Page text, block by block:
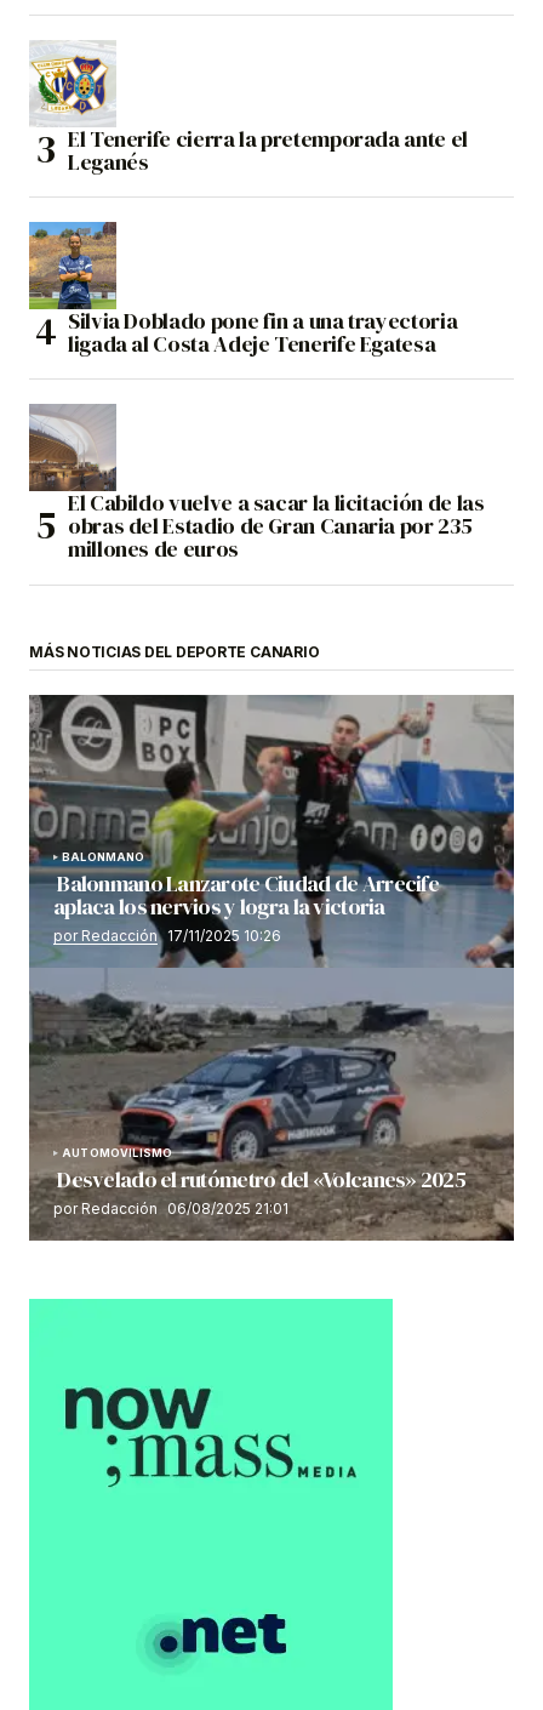
El Tenerife cierra la pretemporada ante el
Leganés
Silvia Doblado pone fin a una trayectoria
ligada al Costa Adeje Tenerife Egatesa
El Cabildo vuelve a sacar la licitación de las
obras del Estadio de Gran Canaria por 235
millones de euros
MÁS NOTICIAS DEL DEPORTE CANARIO
BALONMANO
Balonmano Lanzarote Ciudad de Arrecife
aplaca los nervios y logra la victoria
por Redacción 17/11/2025 10:26
AUTOMOVILISMO
Desvelado el rutómetro del «Volcanes» 2025
por Redacción 06/08/2025 21:01